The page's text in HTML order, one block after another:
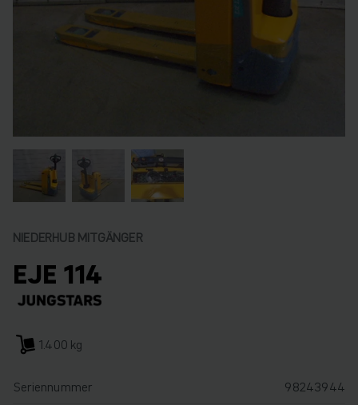
NIEDERHUB MITGÄNGER
EJE 114
1.400 kg
Seriennummer
98243944